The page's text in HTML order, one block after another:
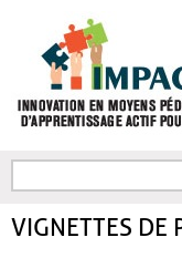
FORMULAIRE DE
VIGNETTES DE